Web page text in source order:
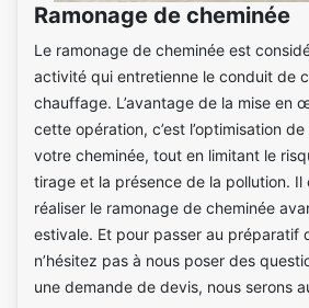
Ramonage de cheminée
Le ramonage de cheminée est
activité qui entretienne le conduit de
chauffage. L’avantage de la mise en
cette opération, c’est l’optimisation
votre cheminée, tout en limitant le
tirage et la présence de la pollution.
réaliser le ramonage de cheminée
estivale. Et pour passer au préparatif
n’hésitez pas à nous poser des
une demande de devis, nous serons